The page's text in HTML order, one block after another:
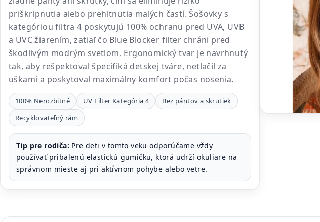
priškripnutia alebo prehltnutia malých častí. Šošovky s
kategóriou filtra 4 poskytujú 100% ochranu pred UVA, UVB
a UVC žiarením, zatiaľ čo Blue Blocker filter chráni pred
škodlivým modrým svetlom. Ergonomický tvar je navrhnutý
tak, aby rešpektoval špecifiká detskej tváre, netlačil za
uškami a poskytoval maximálny komfort počas nosenia.
100% Nerozbitné UV Filter Kategória 4
Bez pántov a skrutiek
Recyklovateľný rám
Tip pre rodiča: Pre deti v tomto veku odporúčame vždy
používať pribalenú elastickú gumičku, ktorá udrží okuliare na
správnom mieste aj pri aktívnom pohybe alebo vetre.